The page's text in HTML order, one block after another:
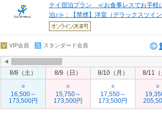
テイ宿泊プラン ≪お食事レスでお手軽
泊♪≫：【禁煙】洋室（デラックスツイン
VIP会員 スタンダード会員
8/8（土） 8/9（日） 8/10（月） 8/11（
○
16,500～
173,500円
○
15,750～
173,500円
○
17,550～
173,500円
○